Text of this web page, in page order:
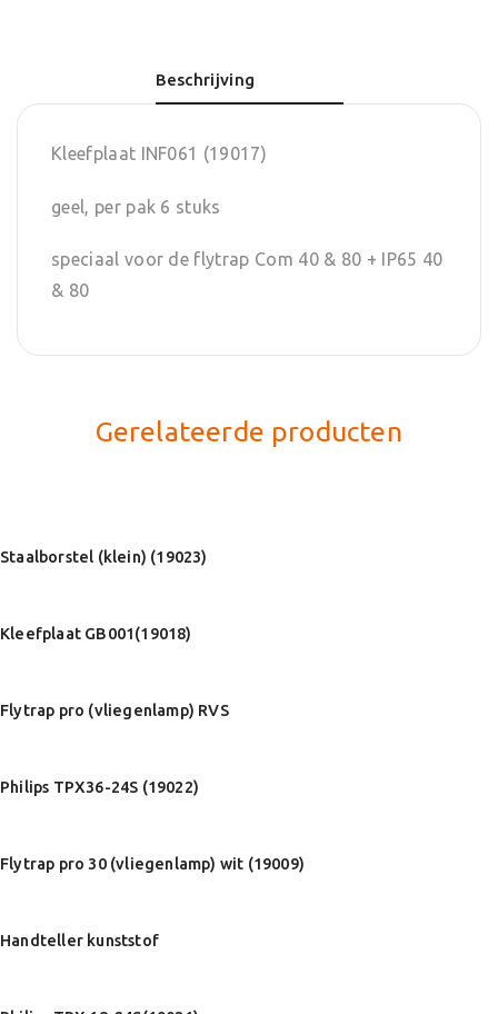
Beschrijving
Kleefplaat INF061 (19017)
geel, per pak 6 stuks
speciaal voor de flytrap Com 40 & 80 + IP65 40
& 80
Gerelateerde producten
Staalborstel (klein) (19023)
Kleefplaat GB001(19018)
Flytrap pro (vliegenlamp) RVS
Philips TPX36-24S (19022)
Flytrap pro 30 (vliegenlamp) wit (19009)
Handteller kunststof